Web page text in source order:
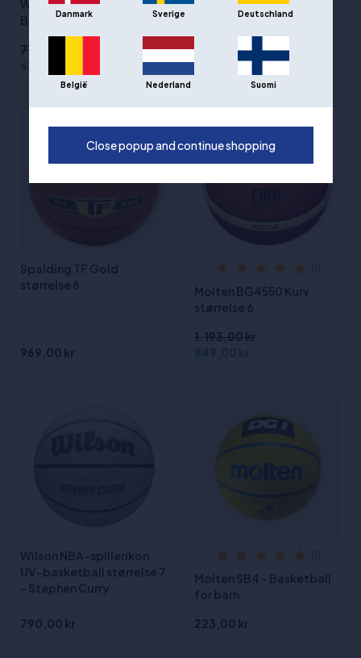
Wilson FIBA 3x3 Official
Basketball str. 6
774,00 kr
639,00 kr
Wilson Reaction Pro
Indoor/Outdoor
Basketball str. 7
521,00 kr
Spalding TF Gold
størrelse 6
969,00 kr
Molten BG4550 Kurv
størrelse 6
1.193,00 kr
849,00 kr
Wilson NBA-spillerikon
UV-basketball størrelse 7
- Stephen Curry
790,00 kr
Molten SB4 - Basketball
for barn
223,00 kr
Danmark Sverige Deutschland
België Nederland Suomi
Close popup and continue shopping